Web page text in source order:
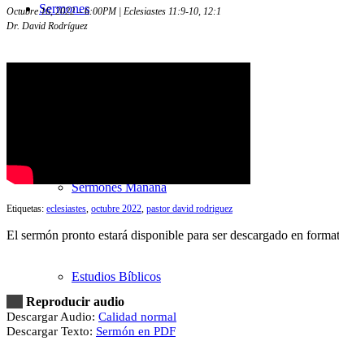
Sermones
Sermones Mañana
Estudios Bíblicos
Octubre 16, 2022 – 6:00PM | Eclesiastes 11:9-10, 12:1
Dr. David Rodríguez
Etiquetas: eclesiastes octubre 2022 pastor david rodriguez
El sermón pronto estará disponible para ser descargado en
Reproducir audio
Descargar Audio: Calidad normal
Descargar Texto: Sermón en PDF